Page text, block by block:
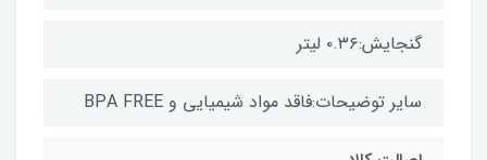
گنجایش:۰.۳۶ لیتر
سایر توضیحات:فاقد مواد شیمیایی و BPA FREE